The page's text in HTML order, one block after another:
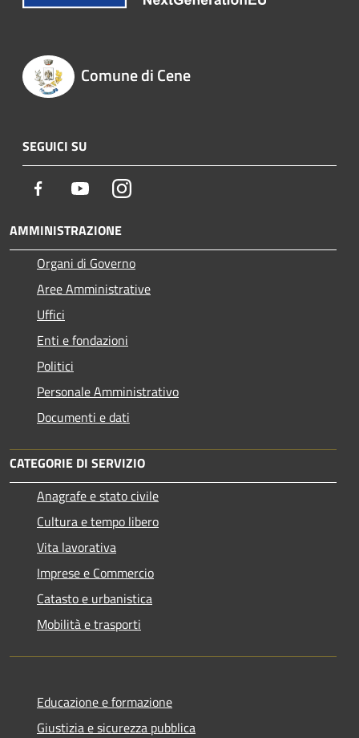
Comune di Cene
SEGUICI SU
Facebook YoutubeInstagram
AMMINISTRAZIONE
Organi di Governo
Aree Amministrative
Uffici
Enti e fondazioni
Politici
Personale Amministrativo
Documenti e dati
CATEGORIE DI SERVIZIO
Anagrafe e stato civile
Cultura e tempo libero
Vita lavorativa
Imprese e Commercio
Catasto e urbanistica
Mobilità e trasporti
Educazione e formazione
Giustizia e sicurezza pubblica